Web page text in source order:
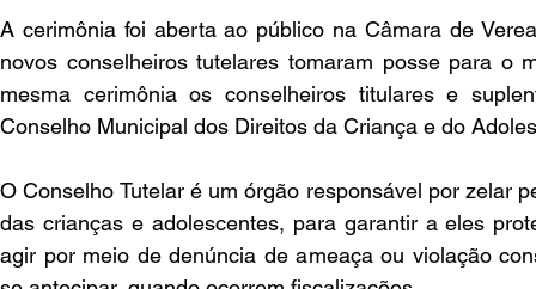
A cerimônia foi aberta ao público na Câmara de
novos conselheiros tutelares tomaram posse para o
mesma cerimônia os conselheiros titulares e
Conselho Municipal dos Direitos da Criança e do
O Conselho Tutelar é um órgão responsável por zelar
das crianças e adolescentes, para garantir a eles
agir por meio de denúncia de ameaça ou violação